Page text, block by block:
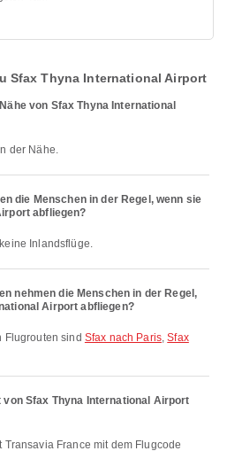
Sfax Thyna International Airport
von Sfax Thyna International
der Nähe.
die Menschen in der Regel, wenn sie
abfliegen?
Inlandsflüge.
nehmen die Menschen in der Regel,
Airport abfliegen?
Flugrouten sind Sfax nach Paris,Sfax
Sfax Thyna International Airport